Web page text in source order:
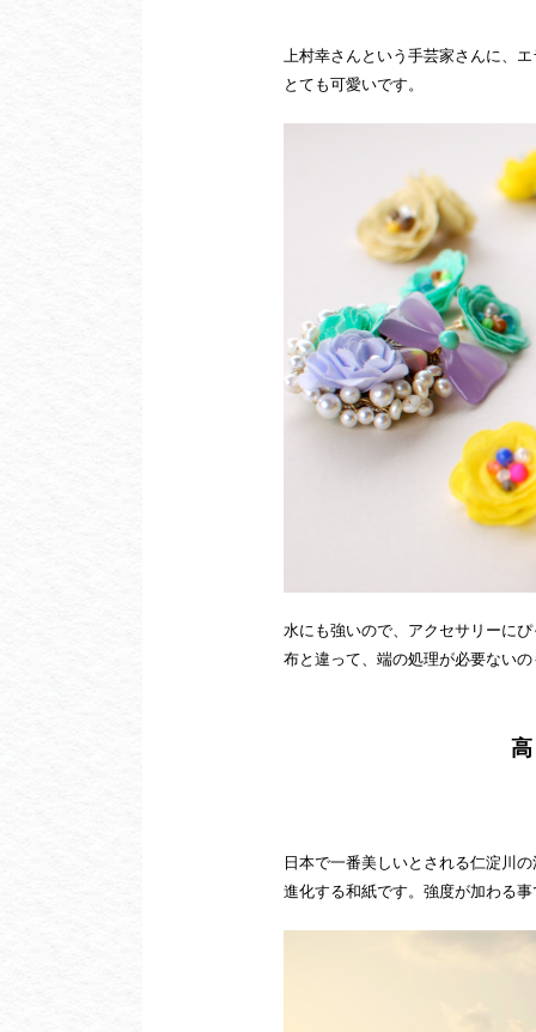
上村幸さんという手芸家さんに、
とても可愛いです。
水にも強いので、アクセサリーに
布と違って、端の処理が必要ない
日本で一番美しいとされる仁淀川
進化する和紙です。強度が加わる